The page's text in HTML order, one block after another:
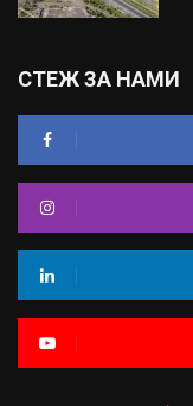
СТЕЖ ЗА НАМИ